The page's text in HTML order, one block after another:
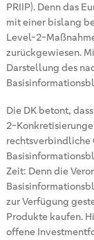
PRIIP). Denn das
mit einer bislang
Level-2-
zurückgewiesen.
Darstellung des
Die DK betont,
2-
rechtsverbindliche
Zeit: Denn die
zur Verfügung
Produkte kaufen.
offene